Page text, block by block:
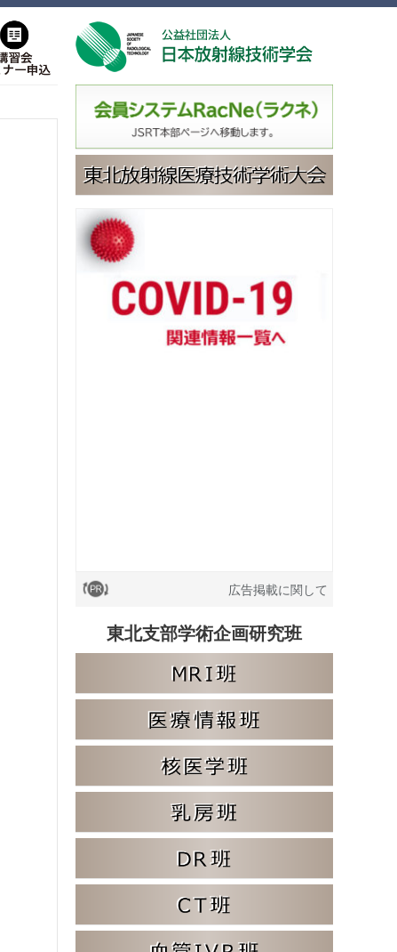
広告掲載に関して
東北支部学術企画研究班